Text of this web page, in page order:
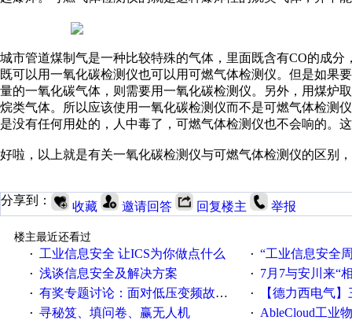
城市管道煤制气是一种比较特殊的气体，里面既含有CO的成
既可以用一氧化碳检测仪也可以用可燃气体检测仪。但是如果
量的一氧化碳气体，则需要用一氧化碳检测仪。另外，用煤炉
烷类气体。所以应该使用一氧化碳检测仪而不是可燃气体检测
是没有任何用处的，人中毒了，可燃气体检测仪也不会响的。
好啦，以上就是有关一氧化碳检测仪与可燃气体检测仪的区别
分享到： 收藏 邀请回答 回复楼主 举报
楼主最近还看过
·
工业信息安全 让ICS为你做点什么 · “工业信息安全周之我见”
· 浅谈信息安全及解决方案 · 7月7与安川来“
· 有奖专题讨论：面对低压变频故障，老手是这样解决的！ · 【德力西电气】三
· 寻秘笈、填问卷、赢无人机 · AbleCloud工业物联